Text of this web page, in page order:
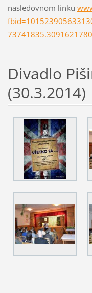
nasledovnom linku
Divadlo
(30.3.2014)